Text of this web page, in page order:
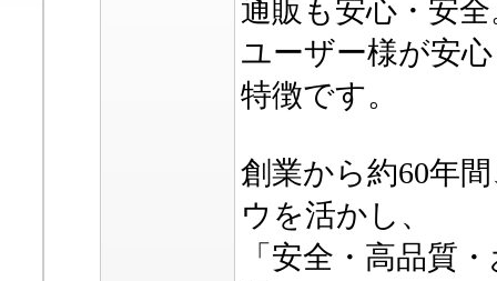
通販も安心・安全
ユーザー様が安
特徴です。
創業から約60年
ウを活かし、
「安全・高品質